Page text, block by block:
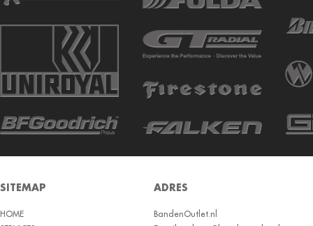
BARUM W
BCT
BF GOODRICH
BOTO
BRIDGESTON
SITEMAP
HOME
ADRES
BandenOutlet.nl